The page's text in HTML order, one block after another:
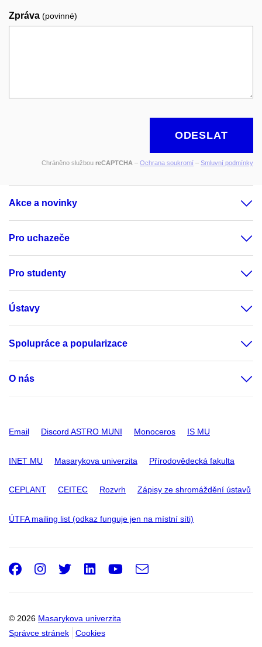
Zpráva (povinné)
ODESLAT
Chráněno službou reCAPTCHA – Ochrana soukromí – Smluvní podmínky
Akce a novinky
Pro uchazeče
Pro studenty
Ústavy
Spolupráce a popularizace
O nás
Email Discord ASTRO MUNI Monoceros IS MU
INET MU Masarykova univerzita Přírodovědecká fakulta
CEPLANT CEITEC Rozvrh Zápisy ze shromáždění ústavů
ÚTFA mailing list (odkaz funguje jen na místní síti)
© 2026 Masarykova univerzita
Správce stránek
Cookies
Facebook
Instagram
Twitter
LinkedIn
Youtube
e-